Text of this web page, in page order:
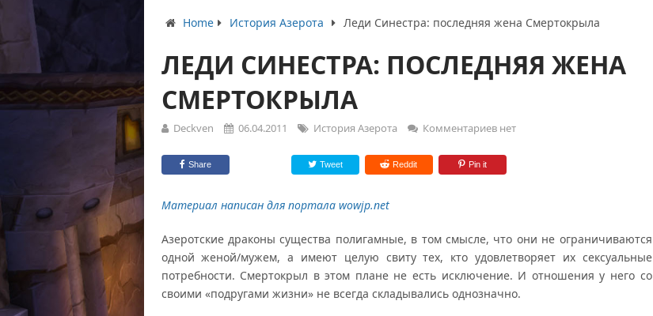
Home История Азерота Леди Синестра: последняя жена Смертокрыла
ЛЕДИ СИНЕСТРА: ПОСЛЕДНЯЯ ЖЕНА
СМЕРТОКРЫЛА
Deckven 06.04.2011 История Азерота Комментариев нет
Share Tweet Reddit Pin it
Материал написан для портала wowjp.net
Азеротские драконы существа полигамные, в том смысле, что они не ограничиваются
одной женой/мужем, а имеют целую свиту тех, кто удовлетворяет их сексуальные
потребности. Смертокрыл в этом плане не есть исключение. И отношения у него со
своими «подругами жизни» не всегда складывались однозначно.